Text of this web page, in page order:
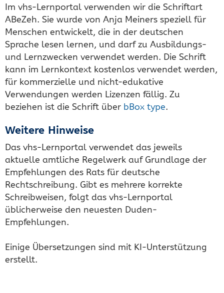
Im vhs-Lernportal verwenden wir die Schriftart
ABeZeh. Sie wurde von Anja Meiners speziell für
Menschen entwickelt, die in der deutschen
Sprache lesen lernen, und darf zu Ausbildungs-
und Lernzwecken verwendet werden. Die Schrift
kann im Lernkontext kostenlos verwendet werden,
für kommerzielle und nicht-edukative
Verwendungen werden Lizenzen fällig. Zu
beziehen ist die Schrift über bBox type.
Weitere Hinweise
Das vhs-Lernportal verwendet das jeweils
aktuelle amtliche Regelwerk auf Grundlage der
Empfehlungen des Rats für deutsche
Rechtschreibung. Gibt es mehrere korrekte
Schreibweisen, folgt das vhs-Lernportal
üblicherweise den neuesten Duden-
Empfehlungen.
Einige Übersetzungen sind mit KI-Unterstützung
erstellt.